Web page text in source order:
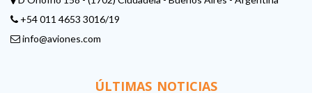
+54 011 4653 3016/19
info@aviones.com
ÚLTIMAS NOTICIAS